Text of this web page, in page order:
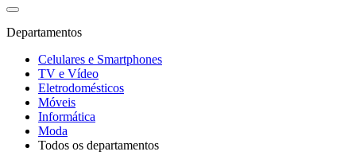
Departamentos
Celulares e Smartphones
TV e Vídeo
Eletrodomésticos
Móveis
Informática
Moda
Todos os departamentos